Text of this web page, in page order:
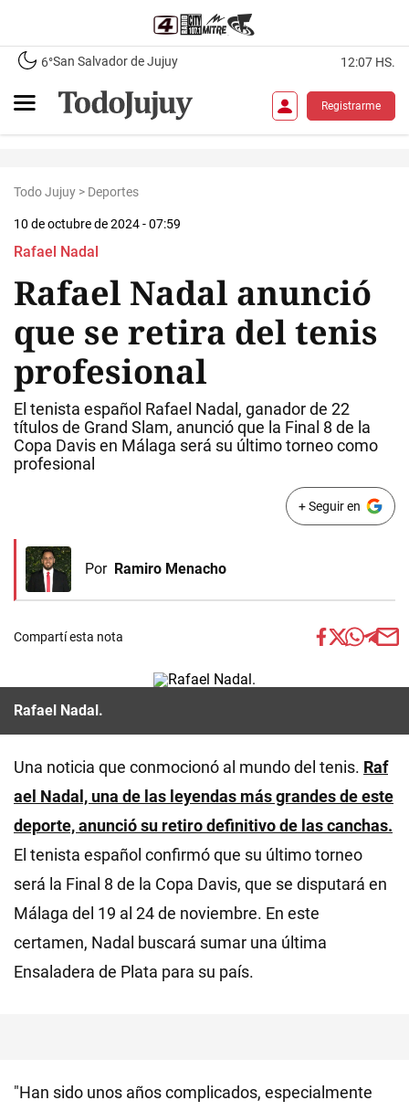
6°San Salvador de Jujuy 12:07 HS.
Registrarme
Todo Jujuy > Deportes
10 de octubre de 2024 - 07:59
Rafael Nadal
Rafael Nadal anunció
que se retira del tenis
profesional
El tenista español Rafael Nadal, ganador de 22
títulos de Grand Slam, anunció que la Final 8 de la
Copa Davis en Málaga será su último torneo como
profesional
+ Seguir en
Por Ramiro Menacho
Compartí esta nota
Rafael Nadal.
Una noticia que conmocionó al mundo del tenis. Raf
ael Nadal, una de las leyendas más grandes de este
deporte, anunció su retiro definitivo de las canchas.
El tenista español confirmó que su último torneo
será la Final 8 de la Copa Davis, que se disputará en
Málaga del 19 al 24 de noviembre. En este
certamen, Nadal buscará sumar una última
Ensaladera de Plata para su país.
"Han sido unos años complicados, especialmente